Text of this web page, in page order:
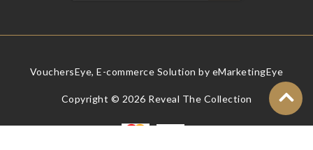
Copyright © 2026 Reveal The Collection
VouchersEye, E-commerce Solution by eMarketingEye